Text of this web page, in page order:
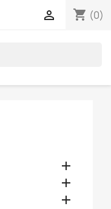
shopping_cart (0)



